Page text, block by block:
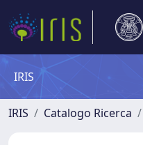
IRIS
IRIS Catalogo Ricerca